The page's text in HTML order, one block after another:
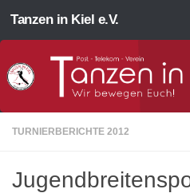
Zum Inhalt springen
Tanzen in Kiel e.V.
TURNIERBERICHTE 2012